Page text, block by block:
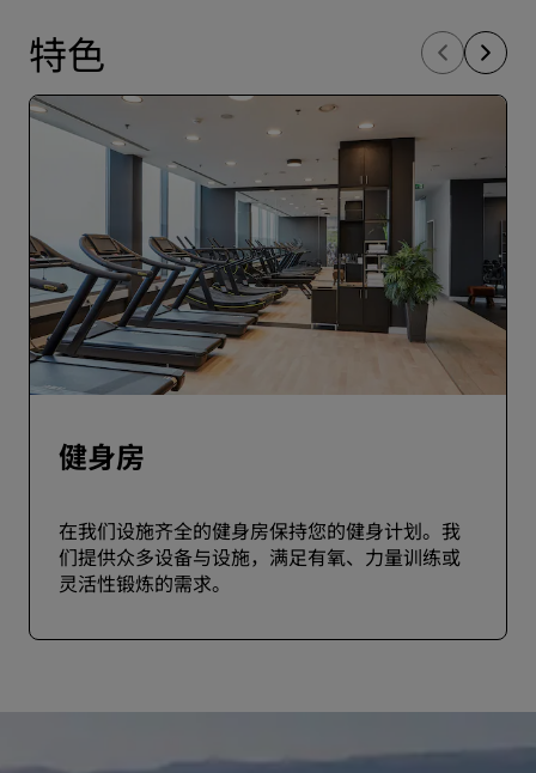
特色
健身房
在我们设施齐全的健身房保持您的健身计划。我
们提供众多设备与设施，满足有氧、力量训练或
灵活性锻炼的需求。